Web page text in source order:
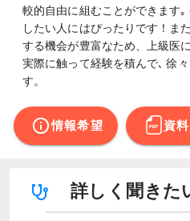
較的自由に組むことができます
したい人にはぴったりです！ま
する機会が豊富なため、上級医
実際に触って経験を積んで､ 徐
す。
情報希望 資
詳しく聞きた